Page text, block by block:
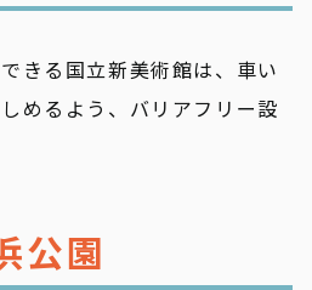
きる国立新美術館は、車い
めるよう、バリアフリー設
公園